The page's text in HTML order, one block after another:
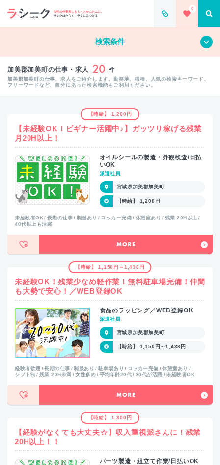
女性の仕事探しをもっとかんたんに。
ラシクはたらく、ラクにみつける
0
すべて クリア
検索条件
加美郡加美町の仕事・求人 20 件
加美郡加美町の仕事、求人をご紹介します。勤務地、職種、人気の検索キーワード、
フリーワードなど、自分にあった検索機能をご利用ください。
【時給】 1,200円
【未経験OK！ビギナー活躍中♪】ガッツリ稼げる残業
月20H以上！
オイルシールの製造・外観検査/日払
いOK
派遣社員
宮城県加美郡加美町
【時給】 1,200円
未経験者OK 長期の仕事 制服あり ロッカー完備 休憩室あり
残業 20H以上
40代以上も活躍
MORE
【時給】 1,150円～1,438円
未経験OK！残業少なめ軽作業！無料駐車場完備！仲間
も大勢で安心！／WEB登録OK
食品のラッピング／WEB登録OK
派遣社員
宮城県加美郡加美町
【時給】 1,150円～1,438円
経験者歓迎 長期の仕事 制服あり 駐車場あり ロッカー完備
休憩室あり
シフト制
残業 20H未満 女性多め 平均年齢20代 30代が活躍 未経験者OK
MORE
【時給】 1,300円
【経験がなくても大丈夫☆】収入重視派さんに！残業
20H以上！！
パーツ製造・組立て作業/日払いOK